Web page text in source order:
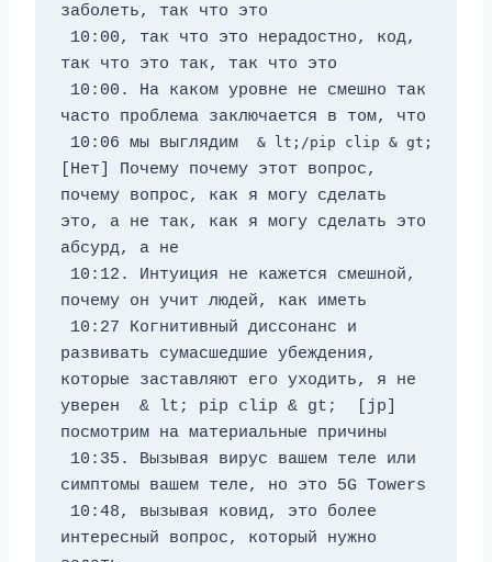
заболеть, так что это
так что это так, так что это
10:06 мы выглядим
[Нет] Почему почему этот вопрос,
почему вопрос, как я могу сделать
это, а не так, как я могу сделать это
абсурд, а не
почему он учит людей, как иметь
развивать сумасшедшие убеждения,
которые заставляют его уходить, я не
уверен
& lt; pip clip & gt;  [jp]
посмотрим на материальные причины
интересный вопрос, который нужно